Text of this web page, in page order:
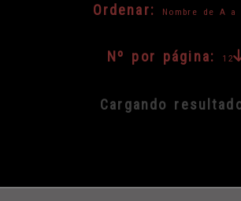
Ordenar: Nombre de A a
Nº por página: 12
Cargando